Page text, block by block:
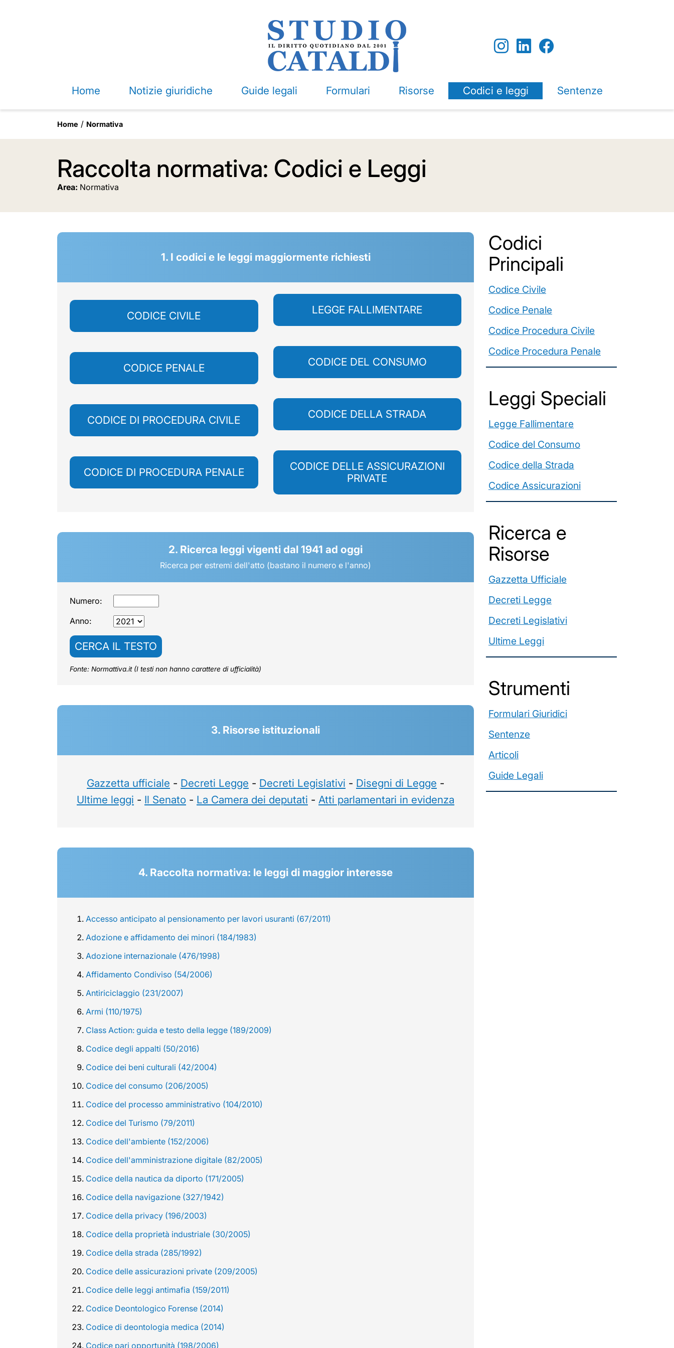
Home Notizie giuridiche Guide legali Formulari Risorse Codici e leggi Sentenze
Home Normativa
Raccolta normativa: Codici e Leggi
Area: Normativa
1. I codici e le leggi maggiormente richiesti
CODICE CIVILE
CODICE PENALE
CODICE DI PROCEDURA CIVILE
CODICE DI PROCEDURA PENALE
LEGGE FALLIMENTARE
CODICE DEL CONSUMO
CODICE DELLA STRADA
CODICE DELLE ASSICURAZIONI
PRIVATE
2. Ricerca leggi vigenti dal 1941 ad oggi
Ricerca per estremi dell'atto (bastano il numero e l'anno)
Numero:
Anno:
CERCA IL TESTO
Fonte: Normattiva.it (I testi non hanno carattere di ufficialità)
3. Risorse istituzionali
Gazzetta ufficiale - Decreti Legge - Decreti Legislativi - Disegni di Legge -
Ultime leggi - Il Senato - La Camera dei deputati - Atti parlamentari in evidenza
4. Raccolta normativa: le leggi di maggior interesse
Accesso anticipato al pensionamento per lavori usuranti (67/2011)
Adozione e affidamento dei minori (184/1983)
Adozione internazionale (476/1998)
Affidamento Condiviso (54/2006)
Antiriciclaggio (231/2007)
Armi (110/1975)
Class Action: guida e testo della legge (189/2009)
Codice degli appalti (50/2016)
Codice dei beni culturali (42/2004)
Codice del consumo (206/2005)
Codice del processo amministrativo (104/2010)
Codice del Turismo (79/2011)
Codice dell'ambiente (152/2006)
Codice dell'amministrazione digitale (82/2005)
Codice della nautica da diporto (171/2005)
Codice della navigazione (327/1942)
Codice della privacy (196/2003)
Codice della proprietà industriale (30/2005)
Codice della strada (285/1992)
Codice delle assicurazioni private (209/2005)
Codice delle leggi antimafia (159/2011)
Codice Deontologico Forense (2014)
Codice di deontologia medica (2014)
Codice pari opportunità (198/2006)
Codici
Principali
Codice Civile
Codice Penale
Codice Procedura Civile
Codice Procedura Penale
Leggi Speciali
Legge Fallimentare
Codice del Consumo
Codice della Strada
Codice Assicurazioni
Ricerca e
Risorse
Gazzetta Ufficiale
Decreti Legge
Decreti Legislativi
Ultime Leggi
️Strumenti
Formulari Giuridici
Sentenze
Articoli
Guide Legali